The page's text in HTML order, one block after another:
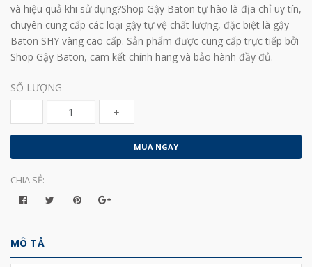
và hiệu quả khi sử dụng?Shop Gậy Baton tự hào là địa chỉ uy tín,
chuyên cung cấp các loại gậy tự vệ chất lượng, đặc biệt là gậy
Baton SHY vàng cao cấp. Sản phẩm được cung cấp trực tiếp bởi
Shop Gậy Baton, cam kết chính hãng và bảo hành đầy đủ.
SỐ LƯỢNG
-
+
MUA NGAY
CHIA SẺ:
MÔ TẢ